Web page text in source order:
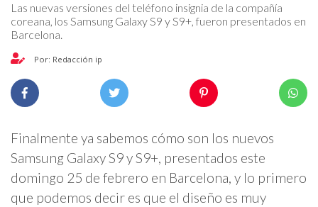
Las nuevas versiones del teléfono insignia de la compañía
coreana, los Samsung Galaxy S9 y S9+, fueron presentados en
Barcelona.
Por: Redacción ip
Finalmente ya sabemos cómo son los nuevos
Samsung Galaxy S9 y S9+, presentados este
domingo 25 de febrero en Barcelona, y lo primero
que podemos decir es que el diseño es muy